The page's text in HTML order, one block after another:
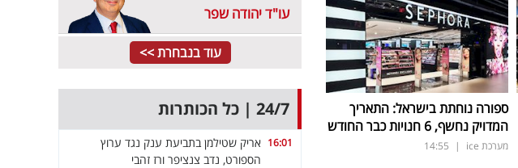
ספורה נוחתת בישראל: התאריך
המדויק נחשף, 6 חנויות כבר החודש
מערכת ice |
14:55
עו"ד יהודה שפר
עוד בנבחרת >>
24/7 | כל הכותרות
16:01 אריק שטילמן בתביעת ענק נגד ערוץ
הספורט, נדב צנציפר ורז זהבי